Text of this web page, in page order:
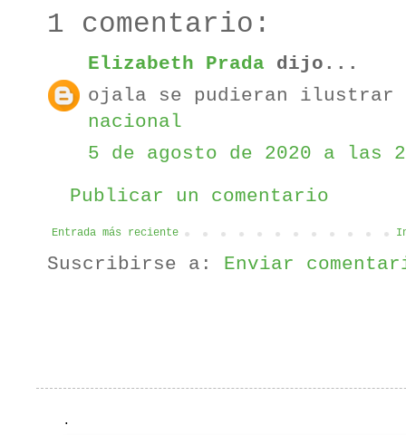
1 comentario:
Elizabeth Prada dijo...
ojala se pudieran
nacional
5 de agosto de 2020 a las
Publicar un comentario
Entrada más reciente
Suscribirse a: Enviar
.